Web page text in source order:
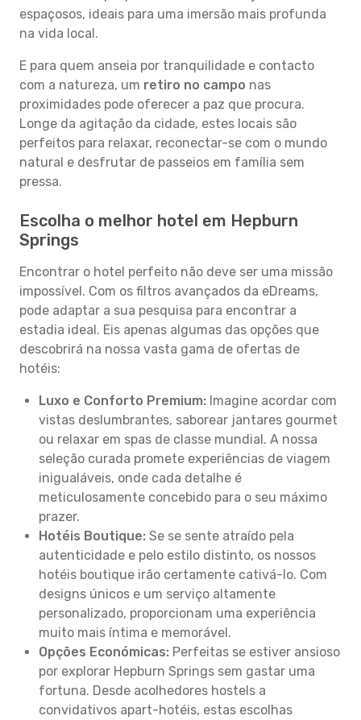
espaçosos, ideais para uma imersão mais profunda
na vida local.
E para quem anseia por tranquilidade e contacto
com a natureza, um retiro no campo nas
proximidades pode oferecer a paz que procura.
Longe da agitação da cidade, estes locais são
perfeitos para relaxar, reconectar-se com o mundo
natural e desfrutar de passeios em família sem
pressa.
Escolha o melhor hotel em Hepburn
Springs
Encontrar o hotel perfeito não deve ser uma missão
impossível. Com os filtros avançados da eDreams,
pode adaptar a sua pesquisa para encontrar a
estadia ideal. Eis apenas algumas das opções que
descobrirá na nossa vasta gama de ofertas de
hotéis:
Luxo e Conforto Premium: Imagine acordar com
vistas deslumbrantes, saborear jantares gourmet
ou relaxar em spas de classe mundial. A nossa
seleção curada promete experiências de viagem
inigualáveis, onde cada detalhe é
meticulosamente concebido para o seu máximo
prazer.
Hotéis Boutique: Se se sente atraído pela
autenticidade e pelo estilo distinto, os nossos
hotéis boutique irão certamente cativá-lo. Com
designs únicos e um serviço altamente
personalizado, proporcionam uma experiência
muito mais íntima e memorável.
Opções Económicas: Perfeitas se estiver ansioso
por explorar Hepburn Springs sem gastar uma
fortuna. Desde acolhedores hostels a
convidativos apart-hotéis, estas escolhas